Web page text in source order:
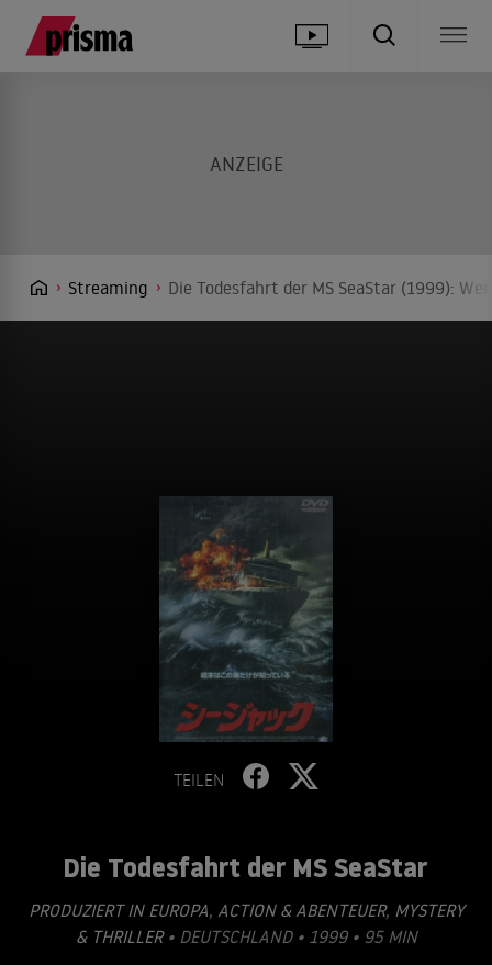
Streaming Die Todesfahrt der MS SeaStar (1999):
TEILEN
Die Todesfahrt der MS SeaStar
PRODUZIERT IN EUROPA, ACTION & ABENTEUER, MYSTERY
& THRILLER• DEUTSCHLAND • 1999 • 95 MIN